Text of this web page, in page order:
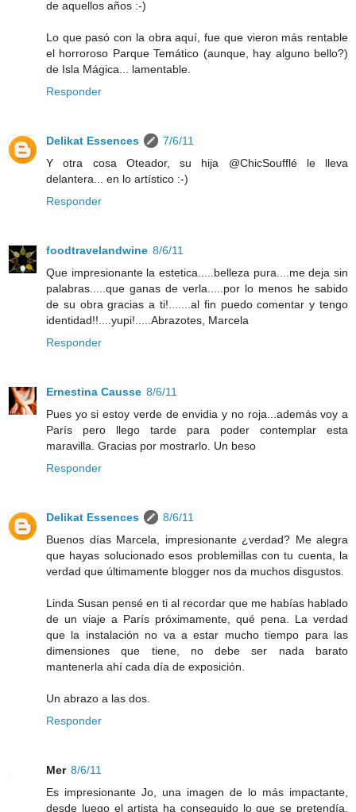
de aquellos años :-)
Lo que pasó con la obra aquí, fue que vieron más rentable
el horroroso Parque Temático (aunque, hay alguno bello?)
de Isla Mágica... lamentable.
Responder
Delikat Essences
7/6/11
Y otra cosa Oteador, su hija @ChicSoufflé le lleva
delantera... en lo artístico :-)
Responder
foodtravelandwine 8/6/11
Que impresionante la estetica.....belleza pura....me deja sin
palabras.....que ganas de verla.....por lo menos he sabido
de su obra gracias a ti!.......al fin puedo comentar y tengo
identidad!!....yupi!.....Abrazotes, Marcela
Responder
Ernestina Causse 8/6/11
Pues yo si estoy verde de envidia y no roja...además voy a
París pero llego tarde para poder contemplar esta
maravilla. Gracias por mostrarlo. Un beso
Responder
Delikat Essences
8/6/11
Buenos días Marcela, impresionante ¿verdad? Me alegra
que hayas solucionado esos problemillas con tu cuenta, la
verdad que últimamente blogger nos da muchos disgustos.
Linda Susan pensé en ti al recordar que me habías hablado
de un viaje a París próximamente, qué pena. La verdad
que la instalación no va a estar mucho tiempo para las
dimensiones que tiene, no debe ser nada barato
mantenerla ahí cada día de exposición.
Un abrazo a las dos.
Responder
Mer 8/6/11
Es impresionante Jo, una imagen de lo más impactante,
desde luego el artista ha conseguido lo que se pretendía.